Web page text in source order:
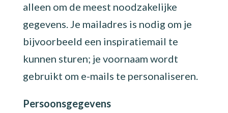
alleen om de meest noodzakelijke
gegevens. Je mailadres is nodig om je
bijvoorbeeld een inspiratiemail te
kunnen sturen; je voornaam wordt
gebruikt om e-mails te personaliseren.
Persoonsgegevens